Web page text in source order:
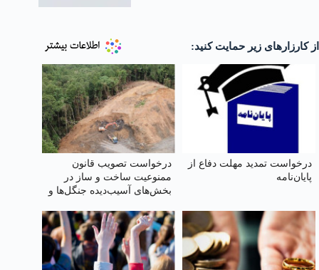
از کارزارهای زیر حمایت کنید:
درخواست تمدید مهلت دفاع از
پایان‌نامه
درخواست تصویب قانون
ممنوعیت ساخت و ساز در
بخش‌های آسیب‌دیده جنگل‌ها و
در هر بخش آسیب‌دیده